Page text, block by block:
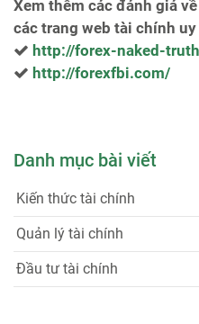
Xem thêm các đánh giá
các trang web tài chính
http://forex-naked-
http://forexfbi.com/
Danh mục bài viết
Kiến thức tài chính
Quản lý tài chính
Đầu tư tài chính